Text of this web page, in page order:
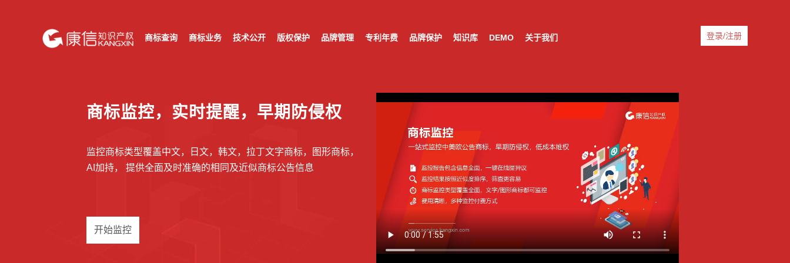
商标查询 商标业务 技术公开 版权保护 品牌管理 专利年费 品牌保护 知识库 DEMO 关于我们 登录/注册
康信IP平台
为您提供全球知识产权一站式智能解决方案
|
快速精准 一键直达